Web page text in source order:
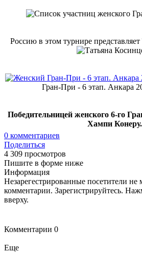
Россию в этом турнире
Гран-При - 6 этап. Анкара
Победительницей женского 6-го
Хампи Конеру.
0 комментариев
Поделиться
4 309 просмотров
Пишите в форме ниже
Информация
Незарегестрированные посетители не
комментарии. Зарегистрируйтесь.
вверху.
Комментарии 0
Еще